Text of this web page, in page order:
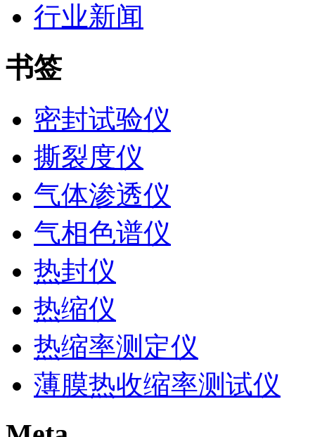
行业新闻
书签
密封试验仪
撕裂度仪
气体渗透仪
气相色谱仪
热封仪
热缩仪
热缩率测定仪
薄膜热收缩率测试仪